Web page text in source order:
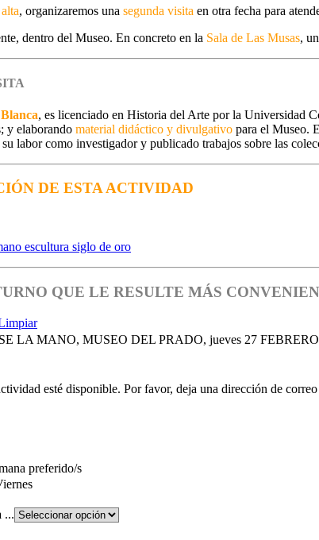
alta, organizaremos una segunda visita en otra fecha para
dentro del Museo. En concreto en la Sala de Las Musas,
, es licenciado en Historia del Arte por la Universidad
y elaborando material didáctico y divulgativo para el Museo.
labor como investigador y publicado trabajos sobre las
DE ESTA ACTIVIDAD
QUE LE RESULTE MÁS
LA MANO, MUSEO DEL PRADO, jueves 27 FEBRERO
esté disponible. Por favor, deja una dirección de
preferido/s
...